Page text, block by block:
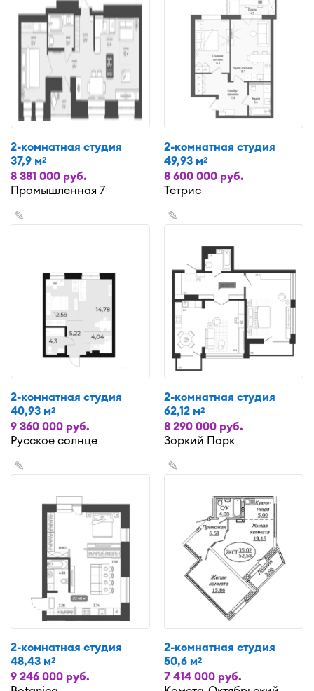
2-комнатная студия
37,9 м2
8 381 000 руб.
Промышленная 7
2-комнатная студия
49,93 м2
8 600 000 руб.
Тетрис
✎
2-комнатная студия
40,93 м2
9 360 000 руб.
Русское солнце
✎
2-комнатная студия
62,12 м2
8 290 000 руб.
Зоркий Парк
✎
2-комнатная студия
48,43 м2
9 246 000 руб.
✎
2-комнатная студия
50,6 м2
7 414 000 руб.